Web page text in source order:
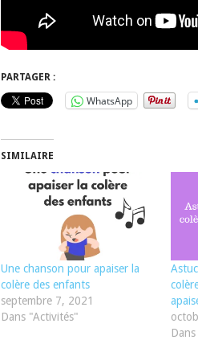
PARTAGER :
WhatsApp
SIMILAIRE
Une chanson pour apaiser la
colère des enfants
septembre 7, 2021
Dans "Activités"